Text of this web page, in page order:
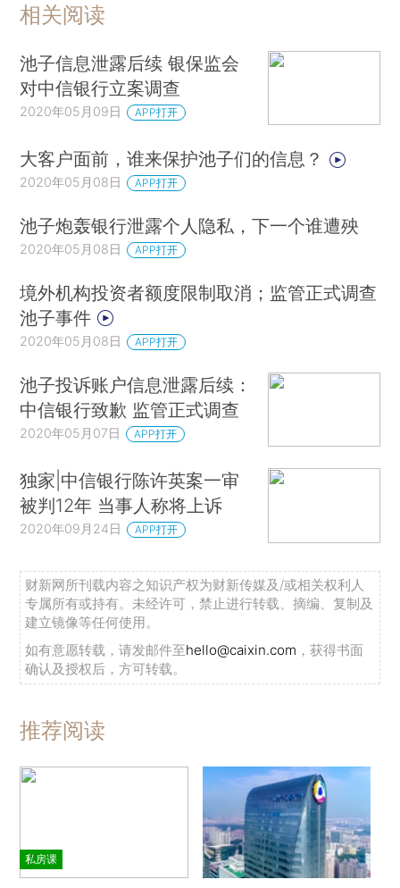
相关阅读
池子信息泄露后续 银保监会
对中信银行立案调查
2020年05月09日 APP打开
大客户面前，谁来保护池子们的信息？
2020年05月08日 APP打开
池子炮轰银行泄露个人隐私，下一个谁遭殃
2020年05月08日 APP打开
境外机构投资者额度限制取消；监管正式调查
池子事件
2020年05月08日 APP打开
池子投诉账户信息泄露后续：
中信银行致歉 监管正式调查
2020年05月07日 APP打开
独家|中信银行陈许英案一审
被判12年 当事人称将上诉
2020年09月24日 APP打开
财新网所刊载内容之知识产权为财新传媒及/或相关权利人
专属所有或持有。未经许可，禁止进行转载、摘编、复制及
建立镜像等任何使用。
如有意愿转载，请发邮件至hello@caixin.com ，获得书面
确认及授权后，方可转载。
推荐阅读
私房课